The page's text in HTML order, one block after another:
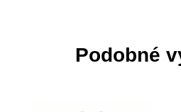
Podobné